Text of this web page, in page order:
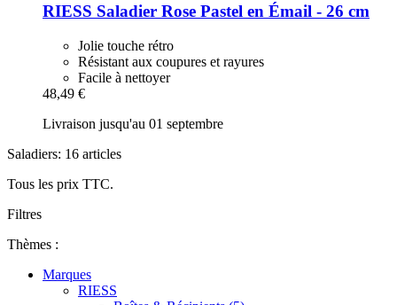
RIESS Saladier Rose Pastel en Émail -​ 26 cm
Jolie touche rétro
Résistant aux coupures et rayures
Facile à nettoyer
48,49 €
Livraison jusqu'au 01 septembre
Saladiers: 16 articles
Tous les prix TTC.
Filtres
Thèmes :
Marques
RIESS